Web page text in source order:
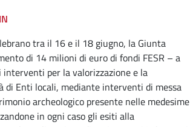
tra il 16 e il 18 giugno, la Giunta
di 14 milioni di euro di fondi FESR – a
per la valorizzazione e la
di Enti locali, mediante interventi di messa
archeologico presente nelle medesime
in ogni caso gli esiti alla